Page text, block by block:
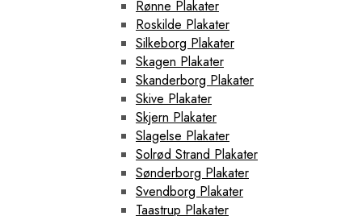
Rønne Plakater
Roskilde Plakater
Silkeborg Plakater
Skagen Plakater
Skanderborg Plakater
Skive Plakater
Skjern Plakater
Slagelse Plakater
Solrød Strand Plakater
Sønderborg Plakater
Svendborg Plakater
Taastrup Plakater